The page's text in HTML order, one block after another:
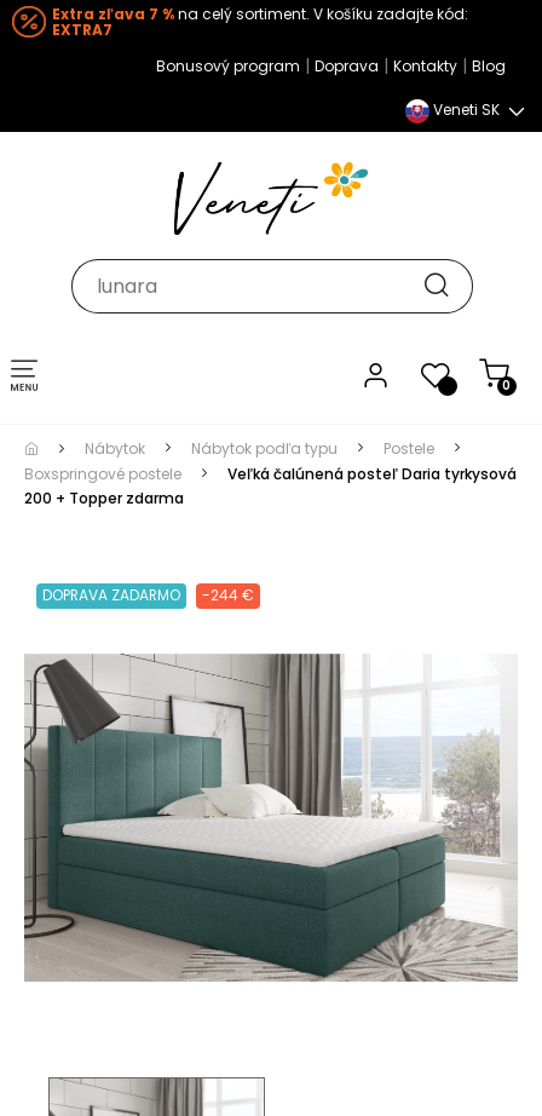
Extra zľava 7 %na celý sortiment. V košíku zadajte kód:
EXTRA7
Bonusový program | Doprava | Kontakty | Blog
Veneti SK
0
Toggle navigation
Nábytok Nábytok podľa typu
Postele
Boxspringové postele
Veľká čalúnená posteľ Daria tyrkysová
200 + Topper zdarma
DOPRAVA ZADARMO -244 €